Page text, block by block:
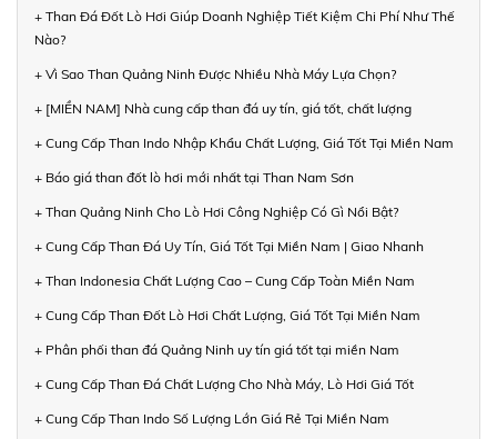
+ Than Đá Đốt Lò Hơi Giúp Doanh Nghiệp Tiết Kiệm Chi Phí Như Thế
Nào?
+ Vì Sao Than Quảng Ninh Được Nhiều Nhà Máy Lựa Chọn?
+ [MIỀN NAM] Nhà cung cấp than đá uy tín, giá tốt, chất lượng
+ Cung Cấp Than Indo Nhập Khẩu Chất Lượng, Giá Tốt Tại Miền Nam
+ Báo giá than đốt lò hơi mới nhất tại Than Nam Sơn
+ Than Quảng Ninh Cho Lò Hơi Công Nghiệp Có Gì Nổi Bật?
+ Cung Cấp Than Đá Uy Tín, Giá Tốt Tại Miền Nam | Giao Nhanh
+ Than Indonesia Chất Lượng Cao – Cung Cấp Toàn Miền Nam
+ Cung Cấp Than Đốt Lò Hơi Chất Lượng, Giá Tốt Tại Miền Nam
+ Phân phối than đá Quảng Ninh uy tín giá tốt tại miền Nam
+ Cung Cấp Than Đá Chất Lượng Cho Nhà Máy, Lò Hơi Giá Tốt
+ Cung Cấp Than Indo Số Lượng Lớn Giá Rẻ Tại Miền Nam